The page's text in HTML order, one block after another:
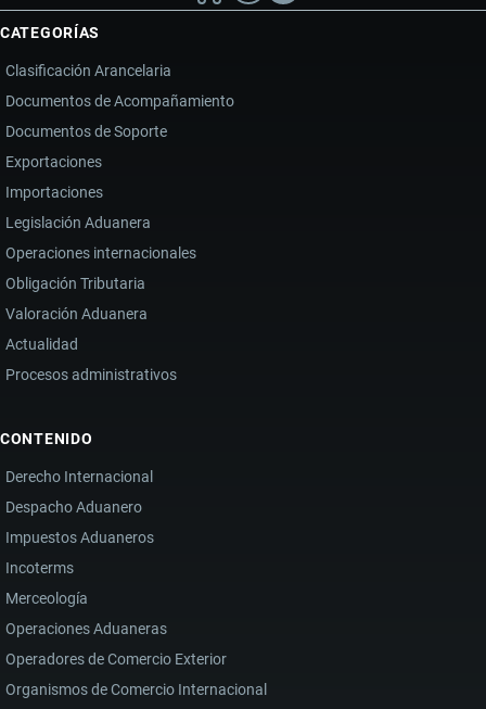
CATEGORÍAS
Clasificación Arancelaria
Documentos de Acompañamiento
Documentos de Soporte
Exportaciones
Importaciones
Legislación Aduanera
Operaciones internacionales
Obligación Tributaria
Valoración Aduanera
Actualidad
Procesos administrativos
CONTENIDO
Derecho Internacional
Despacho Aduanero
Impuestos Aduaneros
Incoterms
Merceología
Operaciones Aduaneras
Operadores de Comercio Exterior
Organismos de Comercio Internacional